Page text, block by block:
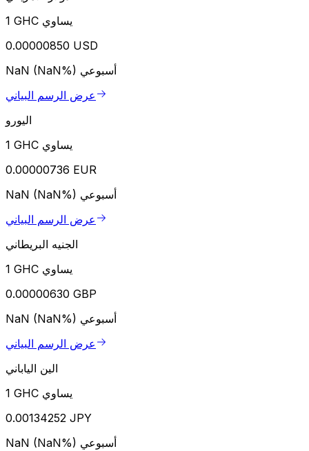
1 GHC يساوي
0.00000850 USD
NaN (NaN%) أسبوعي
عرض الرسم البياني
اليورو
1 GHC يساوي
0.00000736 EUR
NaN (NaN%) أسبوعي
عرض الرسم البياني
الجنيه البريطاني
1 GHC يساوي
0.00000630 GBP
NaN (NaN%) أسبوعي
عرض الرسم البياني
الين الياباني
1 GHC يساوي
0.00134252 JPY
NaN (NaN%) أسبوعي